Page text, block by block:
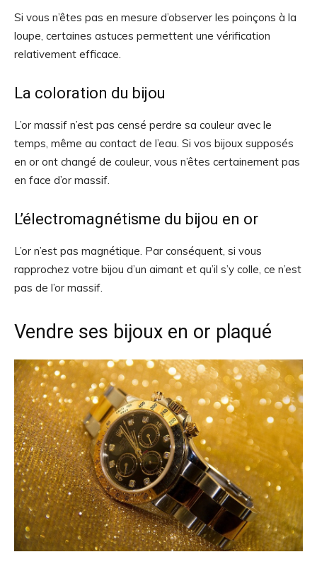
Si vous n’êtes pas en mesure d’observer les poinçons à la
loupe, certaines astuces permettent une vérification
relativement efficace.
La coloration du bijou
L’or massif n’est pas censé perdre sa couleur avec le
temps, même au contact de l’eau. Si vos bijoux supposés
en or ont changé de couleur, vous n’êtes certainement pas
en face d’or massif.
L’électromagnétisme du bijou en or
L’or n’est pas magnétique. Par conséquent, si vous
rapprochez votre bijou d’un aimant et qu’il s’y colle, ce n’est
pas de l’or massif.
Vendre ses bijoux en or plaqué